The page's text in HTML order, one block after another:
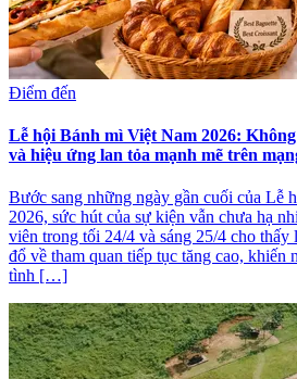
Điểm đến
Lễ hội Bánh mì Việt Nam 2026:
và hiệu ứng lan tỏa mạnh mẽ trên
Bước sang những ngày gần cuối của Lễ
2026, sức hút của sự kiện vẫn chưa hạ
viên trong tối 24/4 và sáng 25/4 cho
đổ về tham quan tiếp tục tăng cao, khiến
tình […]